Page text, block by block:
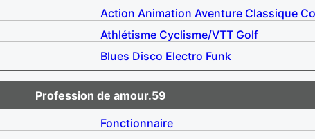
Action Animation Aventure Classique
Athlétisme Cyclisme/VTT Golf
Blues Disco Electro Funk
Profession de amour.59
Fonctionnaire